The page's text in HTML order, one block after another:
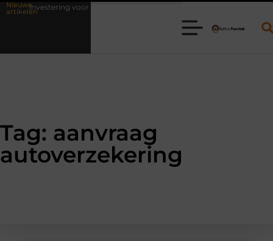
Nieuwe
artikelen
investering voor het leven
Tag: aanvraag
autoverzekering